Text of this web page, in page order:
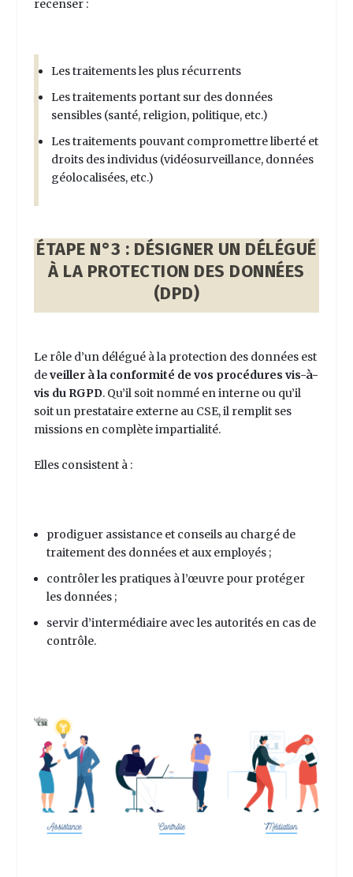
recenser :
Les traitements les plus récurrents
Les traitements portant sur des données
sensibles (santé, religion, politique, etc.)
Les traitements pouvant compromettre liberté et
droits des individus (vidéosurveillance, données
géolocalisées, etc.)
ÉTAPE N°3 : DÉSIGNER UN DÉLÉGUÉ
À LA PROTECTION DES DONNÉES
(DPD)
Le rôle d’un délégué à la protection des données est
deveiller à la conformité de vos procédures vis-à-
vis du RGPD. Qu’il soit nommé en interne ou qu’il
soit un prestataire externe au CSE, il remplit ses
missions en complète impartialité.
Elles consistent à :
prodiguer assistance et conseils au chargé de
traitement des données et aux employés ;
contrôler les pratiques à l’œuvre pour protéger
les données ;
servir d’intermédiaire avec les autorités en cas de
contrôle.